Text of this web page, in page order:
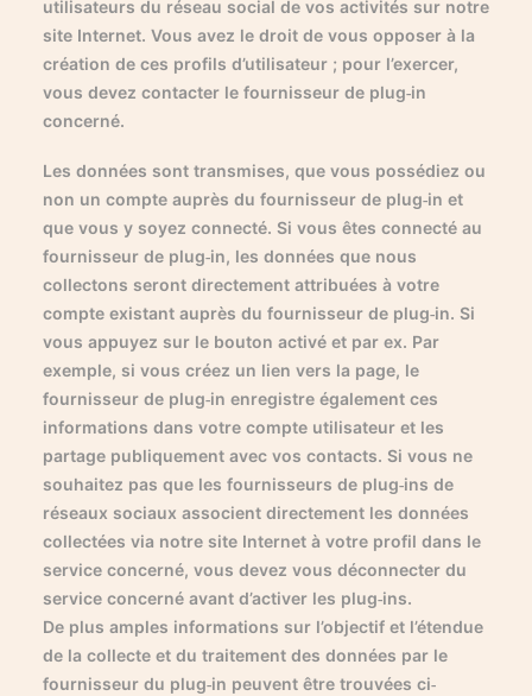
utilisateurs du réseau social de vos activités sur notre
site Internet. Vous avez le droit de vous opposer à la
création de ces profils d’utilisateur ; pour l’exercer,
vous devez contacter le fournisseur de plug-in
concerné.
Les données sont transmises, que vous possédiez ou
non un compte auprès du fournisseur de plug-in et
que vous y soyez connecté. Si vous êtes connecté au
fournisseur de plug-in, les données que nous
collectons seront directement attribuées à votre
compte existant auprès du fournisseur de plug-in. Si
vous appuyez sur le bouton activé et par ex. Par
exemple, si vous créez un lien vers la page, le
fournisseur de plug-in enregistre également ces
informations dans votre compte utilisateur et les
partage publiquement avec vos contacts. Si vous ne
souhaitez pas que les fournisseurs de plug-ins de
réseaux sociaux associent directement les données
collectées via notre site Internet à votre profil dans le
service concerné, vous devez vous déconnecter du
service concerné avant d’activer les plug-ins.
De plus amples informations sur l’objectif et l’étendue
de la collecte et du traitement des données par le
fournisseur du plug-in peuvent être trouvées ci-